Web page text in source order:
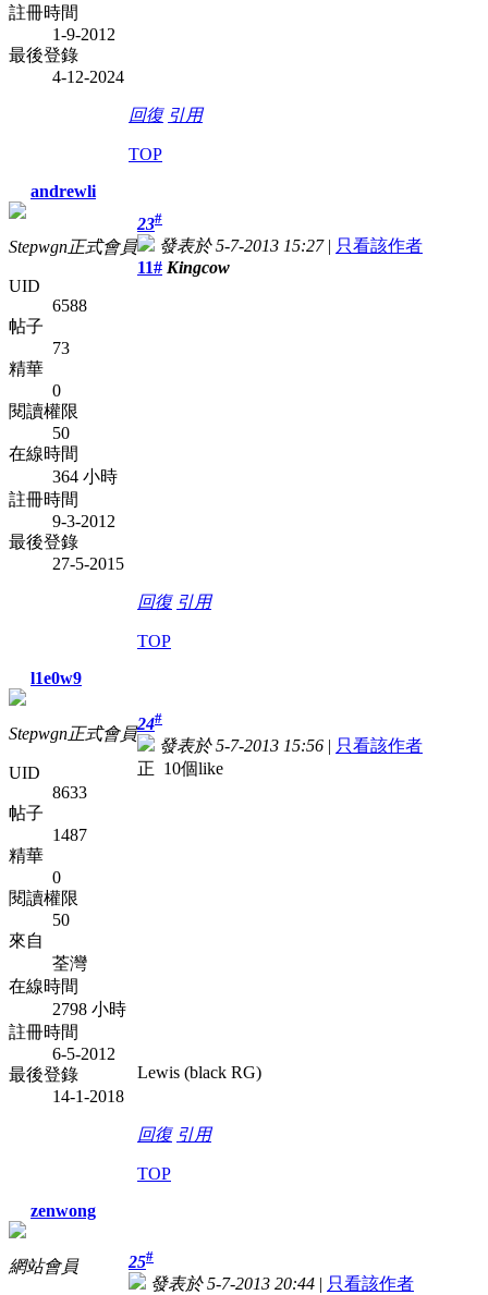
註冊時間
1-9-2012
最後登錄
4-12-2024
回復 引用
TOP
andrewli
Stepwgn正式會員
UID
6588
帖子
73
精華
0
閱讀權限
50
在線時間
364 小時
註冊時間
9-3-2012
最後登錄
27-5-2015
23#
發表於 5-7-2013 15:27| 只看該作者
11# Kingcow
回復 引用
TOP
l1e0w9
Stepwgn正式會員
UID
8633
帖子
1487
精華
0
閱讀權限
50
來自
荃灣
在線時間
2798 小時
註冊時間
6-5-2012
最後登錄
14-1-2018
24#
發表於 5-7-2013 15:56 | 只看該作者
正 10個like
Lewis (black RG)
回復 引用
TOP
zenwong
網站會員 25#
發表於 5-7-2013 20:44 | 只看該作者